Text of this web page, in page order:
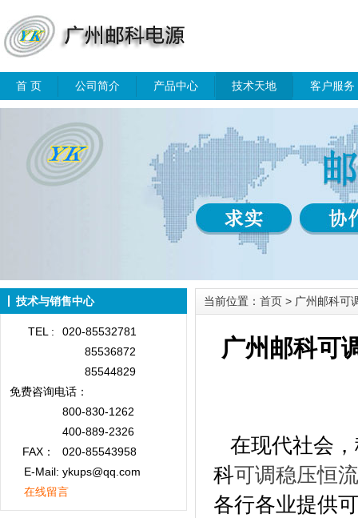
首 页 公司简介 产品中心 技术天地 客户服务
技术与销售中心
TEL :
020-85532781
85536872
85544829
免费咨询电话：
800-830-1262
400-889-2326
FAX：
020-85543958
E-Mail: ykups@qq.com
在线留言
当前位置： 首页 > 广州邮科可
广州邮科可
在现代社会
科可调稳压恒
各行各业提供